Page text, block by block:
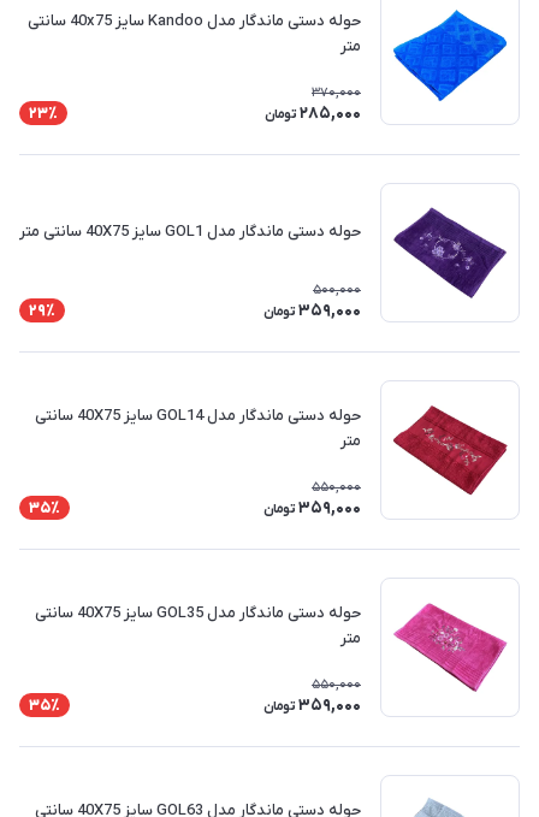
حوله دستی ماندگار مدل Kandoo سایز 40x75 سانتی
متر
370,000
285,000 تومان 23٪
حوله دستی ماندگار مدل GOL1 سایز 40X75 سانتی متر
500,000
359,000 تومان 29٪
حوله دستی ماندگار مدل GOL14 سایز 40X75 سانتی
متر
550,000
359,000 تومان 35٪
حوله دستی ماندگار مدل GOL35 سایز 40X75 سانتی
متر
550,000
359,000 تومان 35٪
حوله دستی ماندگار مدل GOL63 سایز 40X75 سانتی